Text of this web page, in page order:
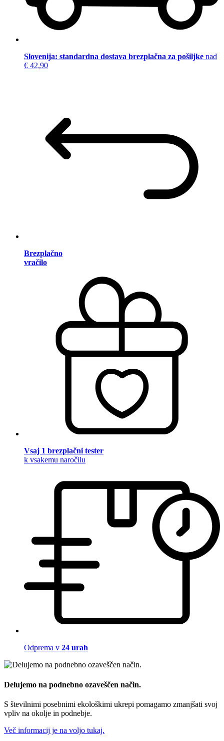
Slovenija: standardna dostava brezplačna za pošiljke nad
€ 42,90
Brezplačno
vračilo
Vsaj 1 brezplačni tester
k vsakemu naročilu
Odprema v 24 urah
Delujemo na podnebno ozaveščen način.
S številnimi posebnimi ekološkimi ukrepi pomagamo zmanjšati svoj
vpliv na okolje in podnebje.
Več informacij je na voljo tukaj.